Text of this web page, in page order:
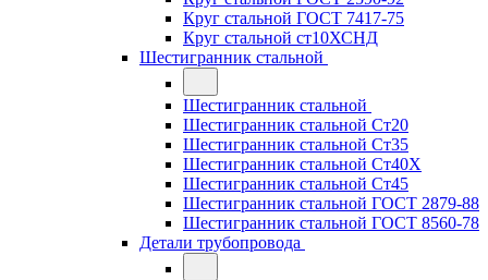
Круг стальной ГОСТ 7417-75
Круг стальной ст10ХСНД
Шестигранник стальной
Шестигранник стальной
Шестигранник стальной Ст20
Шестигранник стальной Ст35
Шестигранник стальной Ст40Х
Шестигранник стальной Ст45
Шестигранник стальной ГОСТ 2879-88
Шестигранник стальной ГОСТ 8560-78
Детали трубопровода